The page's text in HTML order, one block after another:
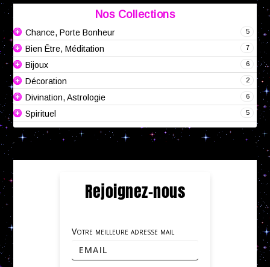
Nos Collections
5
Chance, Porte Bonheur
7
Bien Être, Méditation
6
Bijoux
2
Décoration
6
Divination, Astrologie
5
Spirituel
Rejoignez-nous
Votre meilleure adresse mail